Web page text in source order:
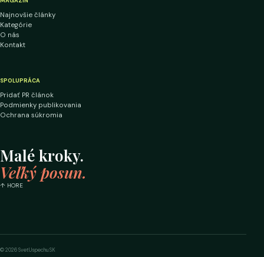
Najnovšie články
Kategórie
O nás
Kontakt
SPOLUPRÁCA
Pridať PR článok
Podmienky publikovania
Ochrana súkromia
Malé kroky.
Veľký posun.
↑ HORE
© 2026 SvetUspechu.SK